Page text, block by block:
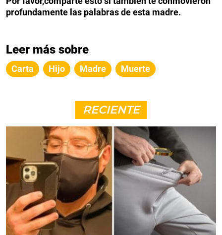
profundamente las palabras de esta madre.
Leer más sobre
Carta Hijo Madre Muerte
RECIENTE